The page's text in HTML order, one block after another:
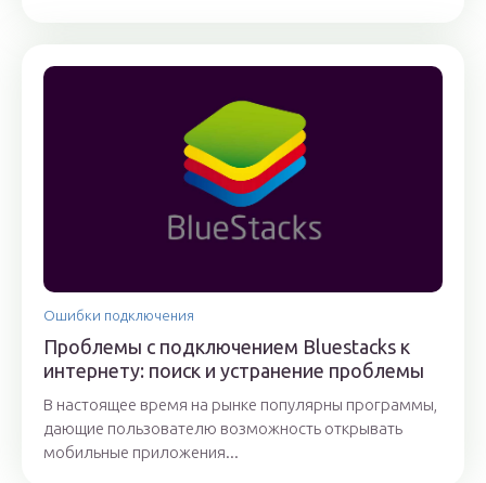
Ошибки подключения
Проблемы с подключением Bluestacks к
интернету: поиск и устранение проблемы
В настоящее время на рынке популярны программы,
дающие пользователю возможность открывать
мобильные приложения...